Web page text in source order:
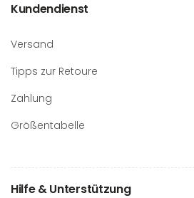
Kundendienst
Versand
Tipps zur Retoure
Zahlung
Größentabelle
Hilfe & Unterstützung